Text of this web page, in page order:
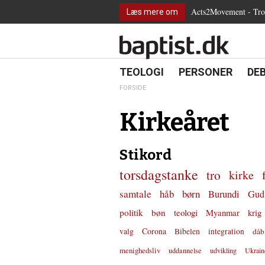
gå
for
6.0:
Internationalt
Læs mere om Acts2Movement -
18.0:
TEOLOGI 19.0:
PERSONER
FORSIDE
Kirkeåret
Stikord
torsdagstanke tro kirke
samtale håb børn Burundi Gud
politik
bøn teologi Myanmar krig
valg
Corona Bibelen integration dåb
menighedsliv
uddannelse udvikling